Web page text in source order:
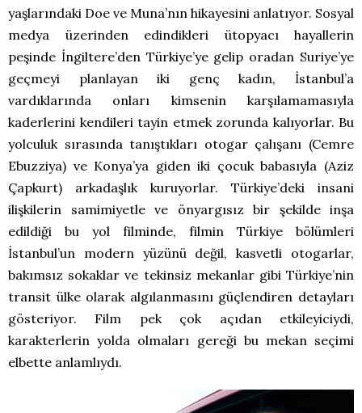
yaşlarındaki Doe ve Muna’nın hikayesini anlatıyor. Sosyal
medya üzerinden edindikleri ütopyacı hayallerin
peşinde İngiltere’den Türkiye’ye gelip oradan Suriye’ye
geçmeyi planlayan iki genç kadın, İstanbul’a
vardıklarında onları kimsenin karşılamamasıyla
kaderlerini kendileri tayin etmek zorunda kalıyorlar. Bu
yolculuk sırasında tanıştıkları otogar çalışanı (Cemre
Ebuzziya) ve Konya’ya giden iki çocuk babasıyla (Aziz
Çapkurt) arkadaşlık kuruyorlar. Türkiye’deki insani
ilişkilerin samimiyetle ve önyargısız bir şekilde inşa
edildiği bu yol filminde, filmin Türkiye bölümleri
İstanbul’un modern yüzünü değil, kasvetli otogarlar,
bakımsız sokaklar ve tekinsiz mekanlar gibi Türkiye’nin
transit ülke olarak algılanmasını güçlendiren detayları
gösteriyor. Film pek çok açıdan etkileyiciydi,
karakterlerin yolda olmaları gereği bu mekan seçimi
elbette anlamlıydı.